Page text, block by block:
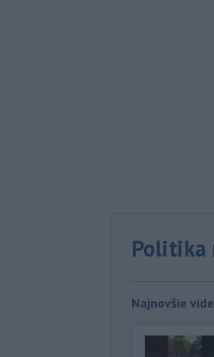
Politika
Najnovšie